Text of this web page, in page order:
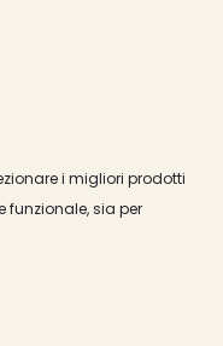
i migliori prodotti
funzionale, sia per